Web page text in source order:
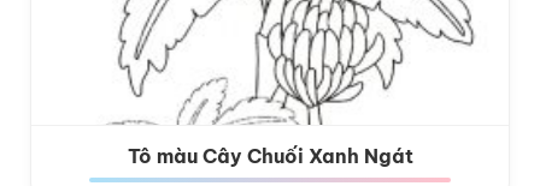
Tô màu Cây Chuối Xanh Ngát